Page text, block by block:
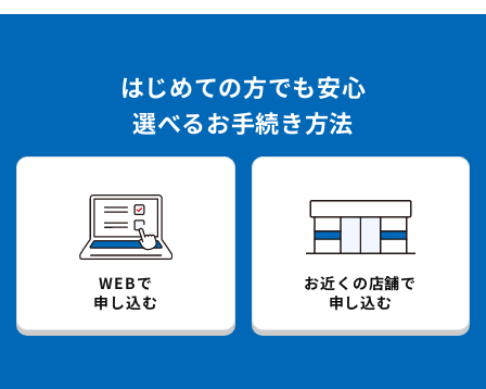
はじめての方でも安心
選べるお手続き方法
WEBで
申し込む
お近くの店舗で
申し込む